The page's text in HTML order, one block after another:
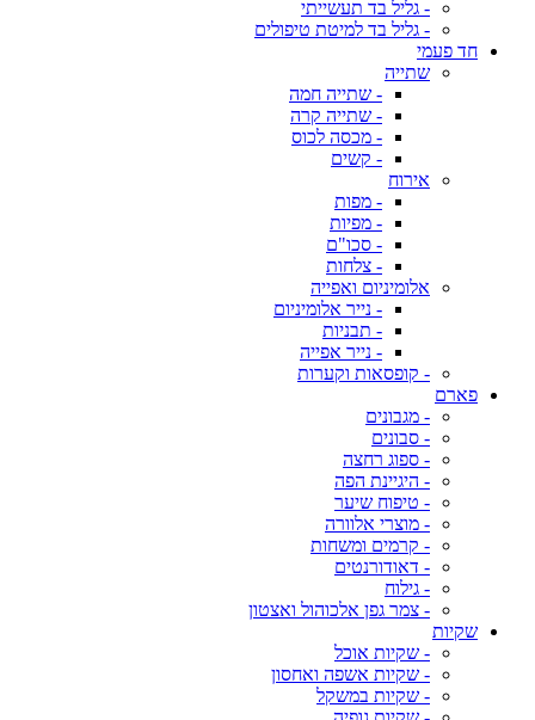
- גליל בד תעשייתי
- גליל בד למיטת טיפולים
חד פעמי
שתייה
- שתייה חמה
- שתייה קרה
- מכסה לכוס
- קשים
אירוח
- מפות
- מפיות
- סכו"ם
- צלחות
אלומיניום ואפייה
- נייר אלומיניום
- תבניות
- נייר אפייה
- קופסאות וקערות
פארם
- מגבונים
- סבונים
- ספוג רחצה
- היגיינת הפה
- טיפוח שיער
- מוצרי אלוורה
- קרמים ומשחות
- דאודורנטים
- גילוח
- צמר גפן אלכוהול ואצטון
שקיות
- שקיות אוכל
- שקיות אשפה ואחסון
- שקיות במשקל